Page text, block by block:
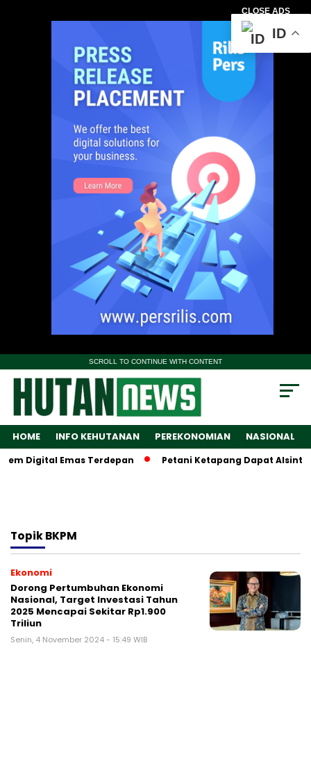
CLOSE ADS
SCROLL TO CONTINUE WITH CONTENT
HOME INFO KEHUTANAN PEREKONOMIAN NASIONAL
Digital Emas Terdepan Petani Ketapang Dapat
TopikBKPM
Ekonomi
Dorong Pertumbuhan Ekonomi
Nasional, Target Investasi Tahun
2025 Mencapai Sekitar Rp1.900
Triliun
Senin, 4 November 2024 - 15:49 WIB
ID